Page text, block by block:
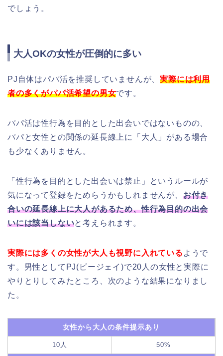
でしょう。
大人OKの女性が圧倒的に多い
PJ自体はパパ活を推奨していませんが、実際には利用
者の多くがパパ活希望の男女です。
パパ活は性行為を目的とした出会いではないものの、
パパと女性との関係の延長線上に「大人」がある場合
も少なくありません。
「性行為を目的とした出会いは禁止」というルールが
気になって登録をためらうかもしれませんが、 お付き
合いの延長線上に大人があるため、性行為目的の出会
いには該当しないと考えられます。
実際には多くの女性が大人も視野に入れている ようで
す。男性としてPJ(ピージェイ)で20人の女性と実際に
やりとりしてみたところ、次のような結果になりまし
た。
女性から大人の条件提示あり
10人 50%